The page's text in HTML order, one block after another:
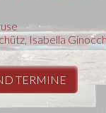
Isabella
TERMINE